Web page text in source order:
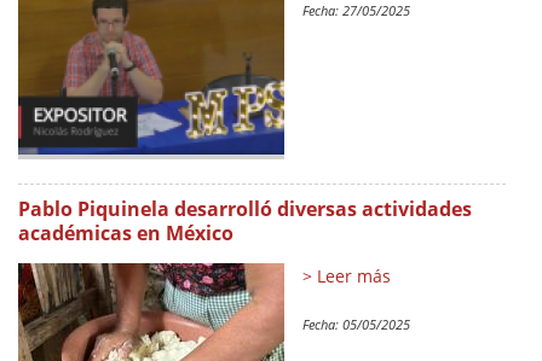
Fecha: 27/05/2025
Pablo Piquinela desarrolló diversas actividades
académicas en México
> Leer más
Fecha: 05/05/2025